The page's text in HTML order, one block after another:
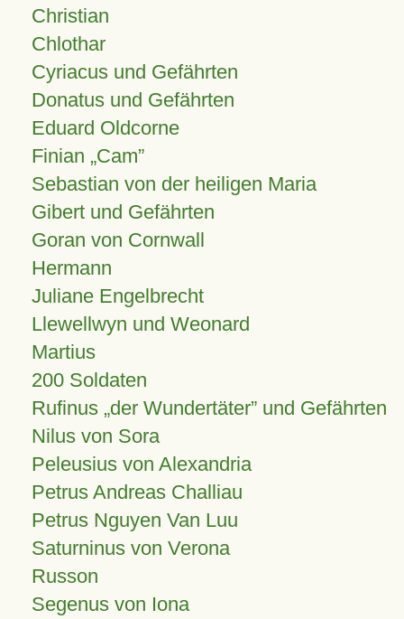
Christian
Chlothar
Cyriacus und Gefährten
Donatus und Gefährten
Eduard Oldcorne
Finian Cam
Sebastian von der heiligen Maria
Gibert und Gefährten
Goran von Cornwall
Hermann
Juliane Engelbrecht
Llewellwyn und Weonard
Martius
200 Soldaten
Rufinus „der Wundertäter” und Gefährten
Nilus von Sora
Peleusius von Alexandria
Petrus Andreas Challiau
Petrus Nguyen Van Luu
Saturninus von Verona
Russon
Segenus von Iona